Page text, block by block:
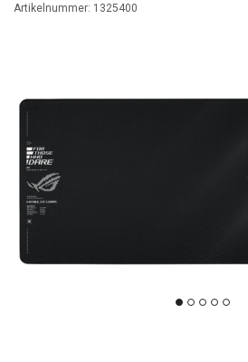
Artikelnummer: 1325400